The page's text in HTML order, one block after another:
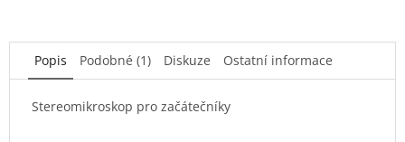
Popis Podobné (1) Diskuze Ostatní informace
Stereomikroskop pro začátečníky